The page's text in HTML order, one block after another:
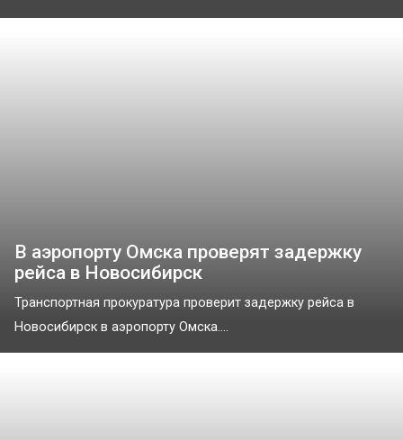
В аэропорту Омска проверят задержку
рейса в Новосибирск
Транспортная прокуратура проверит задержку рейса в
Новосибирск в аэропорту Омска....